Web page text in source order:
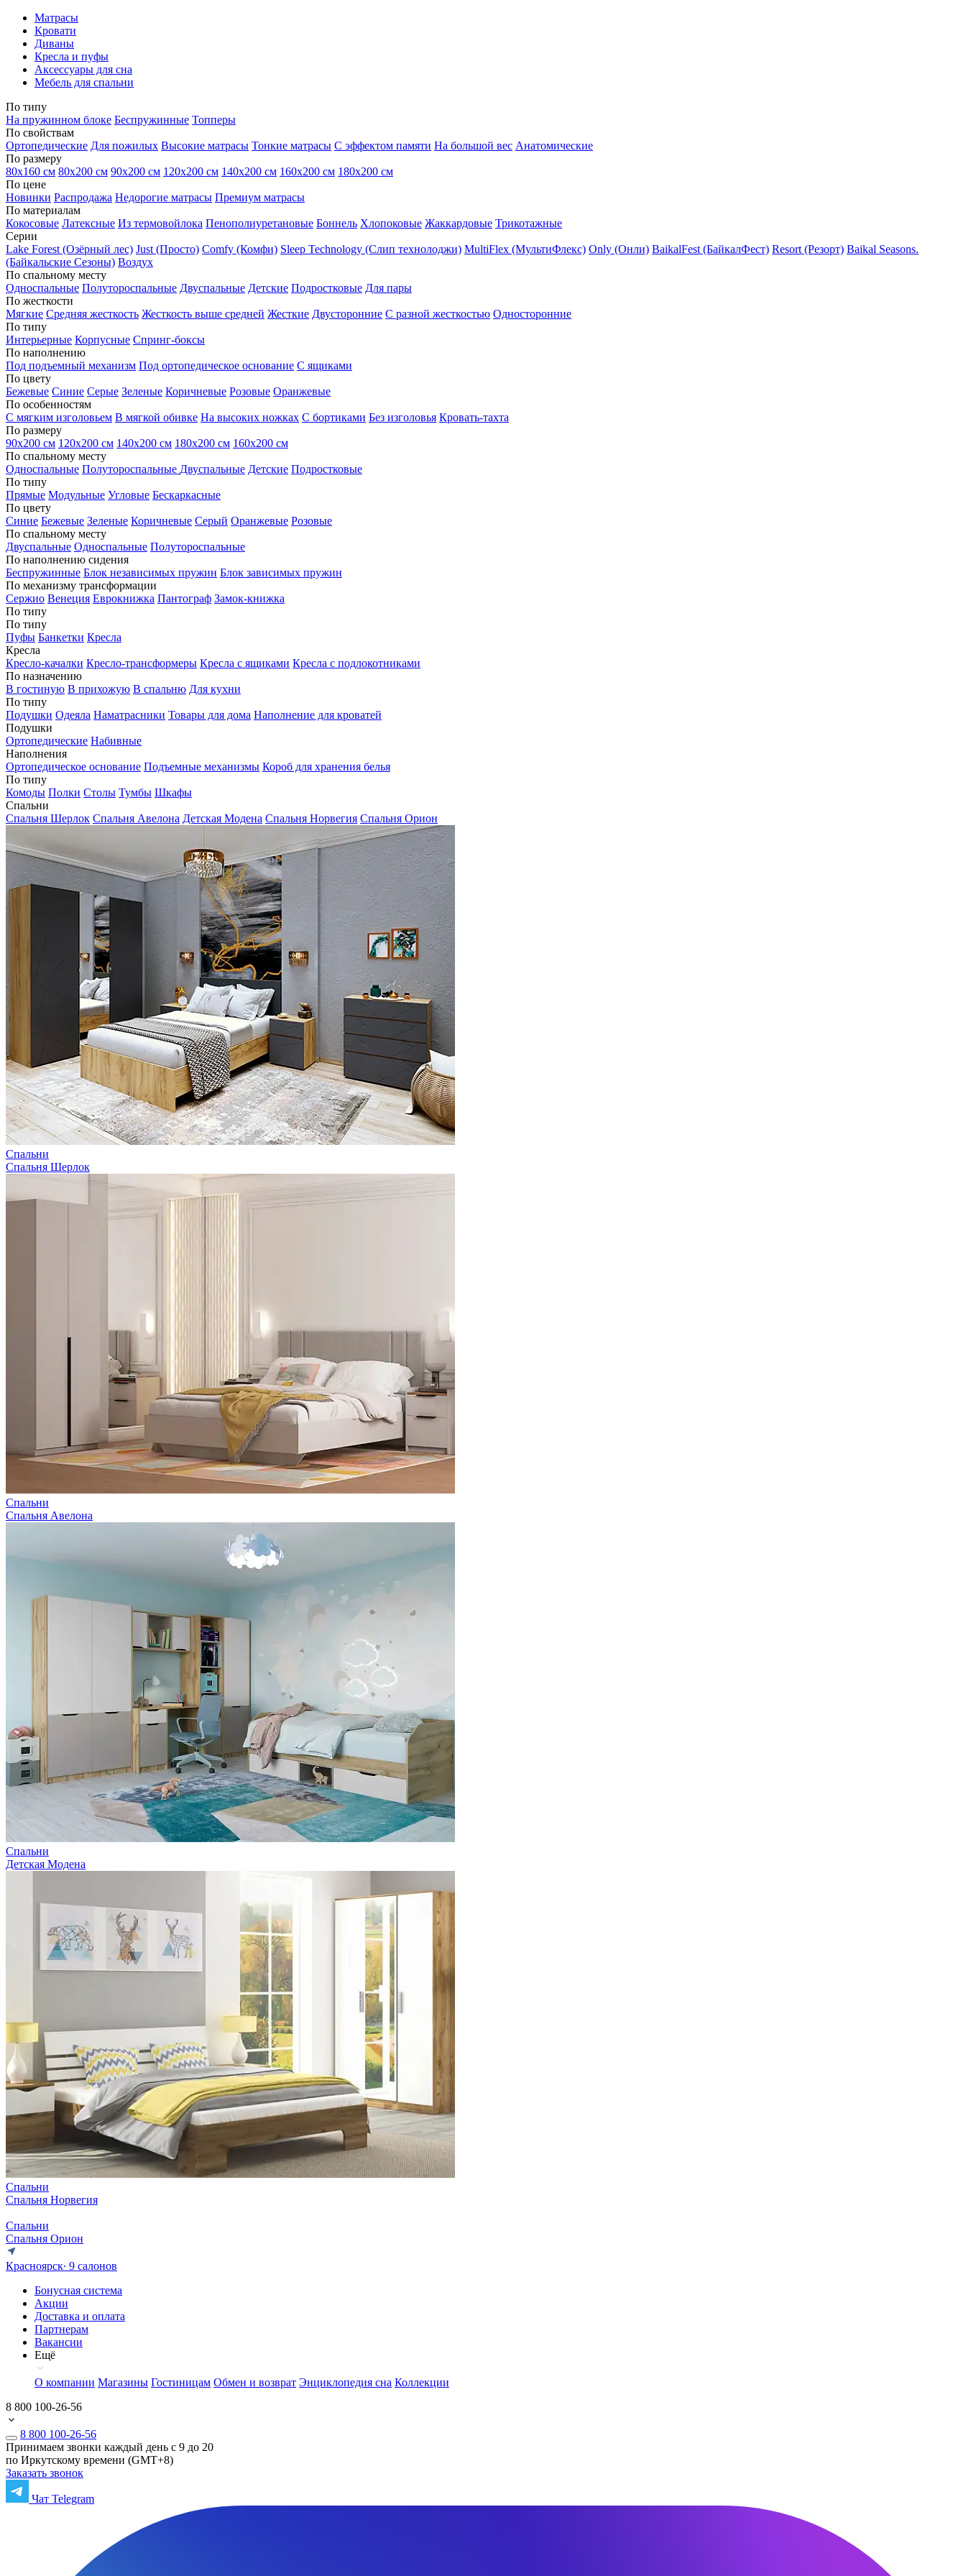
Матрасы
Кровати
Диваны
Кресла и пуфы
Аксессуары для сна
Мебель для спальни
По типу
На пружинном блоке Беспружинные Топперы
По свойствам
Ортопедические Для пожилых Высокие матрасы Тонкие матрасы С эффектом памяти На большой вес Анатомические
По размеру
80х160 см 80х200 см 90х200 см 120х200 см 140х200 см 160х200 см 180х200 см
По цене
Новинки Распродажа Недорогие матрасы Премиум матрасы
По материалам
Кокосовые Латексные Из термовойлока Пенополиуретановые Боннель Хлопоковые Жаккардовые Трикотажные
Серии
Lake Forest (Озёрный лес) Just (Просто) Comfy (Комфи) Sleep Technology (Слип технолоджи) MultiFlex (МультиФлекс) Only (Онли) BaikalFest (БайкалФест) Resort (Резорт) Baikal Seasons.
(Байкальские Сезоны) Воздух
По спальному месту
Односпальные Полутороспальные Двуспальные Детские Подростковые Для пары
По жесткости
Мягкие Средняя жесткость Жесткость выше средней Жесткие Двусторонние С разной жесткостью Односторонние
По типу
Интерьерные Корпусные Спринг-боксы
По наполнению
Под подъемный механизм Под ортопедическое основание С ящиками
По цвету
Бежевые Синие Серые Зеленые Коричневые Розовые Оранжевые
По особенностям
С мягким изголовьем В мягкой обивке На высоких ножках С бортиками Без изголовья Кровать-тахта
По размеру
90х200 см 120х200 см 140х200 см 180х200 см 160х200 см
По спальному месту
Односпальные Полутороспальные Двуспальные Детские Подростковые
По типу
Прямые Модульные Угловые Бескаркасные
По цвету
Синие Бежевые Зеленые Коричневые Серый Оранжевые Розовые
По спальному месту
Двуспальные Односпальные Полутороспальные
По наполнению сидения
Беспружинные Блок независимых пружин Блок зависимых пружин
По механизму трансформации
Сержио Венеция Еврокнижка Пантограф Замок-книжка
По типу
По типу
Пуфы Банкетки Кресла
Кресла
Кресло-качалки Кресло-трансформеры Кресла с ящиками Кресла с подлокотниками
По назначению
В гостиную В прихожую В спальню Для кухни
По типу
Подушки Одеяла Наматрасники Товары для дома Наполнение для кроватей
Подушки
Ортопедические Набивные
Наполнения
Ортопедическое основание Подъемные механизмы Короб для хранения белья
По типу
Комоды Полки Столы Тумбы Шкафы
Спальни
Спальня Шерлок Спальня Авелона Детская Модена Спальня Норвегия Спальня Орион
Спальни
Спальня Шерлок
Спальни
Спальня Авелона
Спальни
Детская Модена
Спальни
Спальня Норвегия
Спальни
Спальня Орион
Красноярск∙ 9 салонов
Бонусная система
Акции
Доставка и оплата
Партнерам
Вакансии
Ещё
О компании Магазины Гостиницам Обмен и возврат Энциклопедия сна Коллекции
8 800 100-26-56
8 800 100-26-56
Принимаем звонки каждый день с 9 до 20
по Иркутскому времени (GMT+8)
Заказать звонок
Чат Telegram